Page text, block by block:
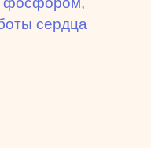
сердца